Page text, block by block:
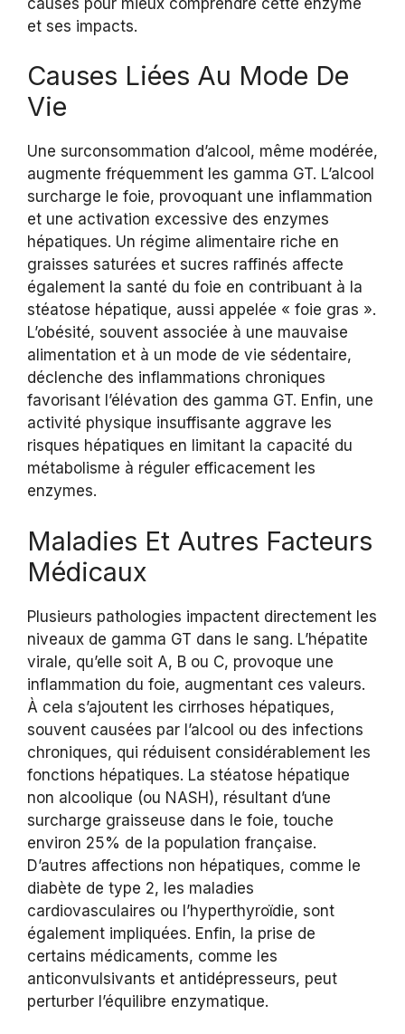
et ses impacts.
Causes Liées Au Mode De
Vie
Une surconsommation d’alcool, même modérée,
augmente fréquemment les gamma GT. L’alcool
surcharge le foie, provoquant une inflammation
et une activation excessive des enzymes
hépatiques. Un régime alimentaire riche en
graisses saturées et sucres raffinés affecte
également la santé du foie en contribuant à la
stéatose hépatique, aussi appelée « foie gras ».
L’obésité, souvent associée à une mauvaise
alimentation et à un mode de vie sédentaire,
déclenche des inflammations chroniques
favorisant l’élévation des gamma GT. Enfin, une
activité physique insuffisante aggrave les
risques hépatiques en limitant la capacité du
métabolisme à réguler efficacement les
enzymes.
Maladies Et Autres Facteurs
Médicaux
Plusieurs pathologies impactent directement les
niveaux de gamma GT dans le sang. L’hépatite
virale, qu’elle soit A, B ou C, provoque une
inflammation du foie, augmentant ces valeurs.
À cela s’ajoutent les cirrhoses hépatiques,
souvent causées par l’alcool ou des infections
chroniques, qui réduisent considérablement les
fonctions hépatiques. La stéatose hépatique
non alcoolique (ou NASH), résultant d’une
surcharge graisseuse dans le foie, touche
environ 25% de la population française.
D’autres affections non hépatiques, comme le
diabète de type 2, les maladies
cardiovasculaires ou l’hyperthyroïdie, sont
également impliquées. Enfin, la prise de
certains médicaments, comme les
anticonvulsivants et antidépresseurs, peut
perturber l’équilibre enzymatique.